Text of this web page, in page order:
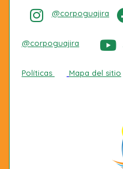
@corpoguajira
@corpoguajira
Políticas Mapa del sitio